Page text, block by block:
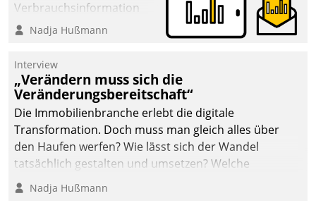
Entscheidungen.
Verbrauchsinformation
schnell, zuverlässig und
Die monatlichen
Mitteilungen zum
Heizungs- und
Wasserverbrauch gehen
automatisiert, vollständig
und auf Wunsch über
mehrere zuvor
Kommunikationswege bei
Nadja Hußmann
Interview
„Verändern muss sich die
Veränderungsbereitschaft“
Die Immobilienbranche erlebt die digitale
Transformation. Doch muss man gleich alles über
den Haufen werfen? Wie lässt sich der Wandel
tatsächlich gestalten und umsetzen? Welche
Argumente zählen wirklich?
Nadja Hußmann